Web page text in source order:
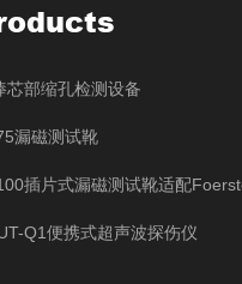
芯部缩孔检测设备
漏磁测试靴
插片式漏磁测试靴适配
Q1便携式超声波探伤仪